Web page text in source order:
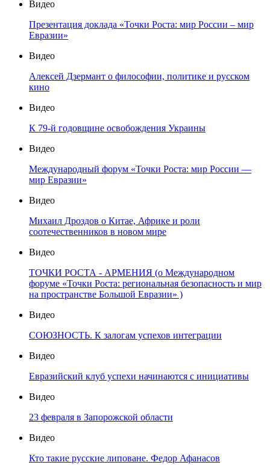
Видео
Презентация доклада «Точки Роста: мир России – мир
Евразии»
Видео
Алексей Дзермант о философии, политике и русском
кино
Видео
К 79-й годовщине освобождения Украины
Видео
Международный форум «Точки Роста: мир России —
мир Евразии»
Видео
Михаил Дроздов о Китае, Африке и роли
соотечественников в новом мире
Видео
ТОЧКИ РОСТА - АРМЕНИЯ (о Международном
форуме «Точки Роста: региональная безопасность и мир
на пространстве Большой Евразии» )
Видео
СОЮЗНОСТЬ. К залогам успехов интеграции
Видео
Евразийский клуб успехи начинаются с инициативы
Видео
23 февраля в Запорожской области
Видео
Кто такие русские липоване. Федор Афанасов